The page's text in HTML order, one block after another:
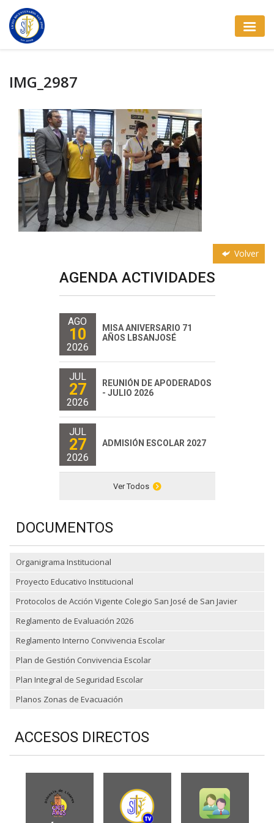
IMG_2987
Volver
AGENDA ACTIVIDADES
AGO
10
2026
MISA ANIVERSARIO 71
AÑOS LBSANJOSÉ
JUL
27
2026
REUNIÓN DE APODERADOS
- JULIO 2026
JUL
27
2026
ADMISIÓN ESCOLAR 2027
Ver Todos
DOCUMENTOS
Organigrama Institucional
Proyecto Educativo Institucional
Protocolos de Acción Vigente Colegio San José de San Javier
Reglamento de Evaluación 2026
Reglamento Interno Convivencia Escolar
Plan de Gestión Convivencia Escolar
Plan Integral de Seguridad Escolar
Planos Zonas de Evacuación
ACCESOS DIRECTOS